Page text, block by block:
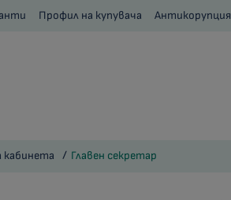
Профил на купувача Антикорупция
кабинета Главен секретар